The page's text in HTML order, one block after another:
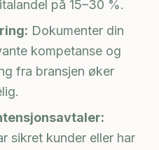
på 15–30 %.
Dokumenter din
kompetanse og
fra bransjen øker
sikret kunder eller har